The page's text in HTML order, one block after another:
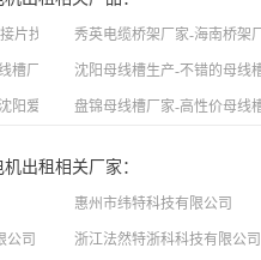
片找海南广羽电缆桥架
秀英电缆桥架厂家-海南桥架
槽厂家 沈阳母线槽生产-不错的母线
阳爱意达报价合理的母线槽
盘锦母线槽厂家-高性价母线
出租相关厂家：
惠州市纬特科技有限公司
公司 浙江法然特浙科科技有限公司